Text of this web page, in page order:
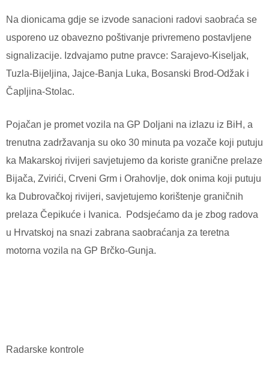
Na dionicama gdje se izvode sanacioni radovi saobraća se
usporeno uz obavezno poštivanje privremeno postavljene
signalizacije. Izdvajamo putne pravce: Sarajevo-Kiseljak,
Tuzla-Bijeljina, Jajce-Banja Luka, Bosanski Brod-Odžak i
Čapljina-Stolac.
Pojačan je promet vozila na GP Doljani na izlazu iz BiH, a
trenutna zadržavanja su oko 30 minuta pa vozače koji putuju
ka Makarskoj rivijeri savjetujemo da koriste granične prelaze
Bijača, Zvirići, Crveni Grm i Orahovlje, dok onima koji putuju
ka Dubrovačkoj rivijeri, savjetujemo korištenje graničnih
prelaza Čepikuće i Ivanica.
Podsjećamo da je zbog radova
u Hrvatskoj na snazi zabrana saobraćanja za teretna
motorna vozila na GP Brčko-Gunja.
Radarske kontrole